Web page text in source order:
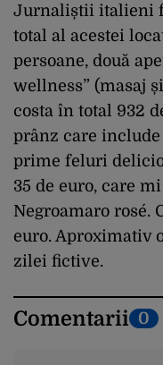
Jurnaliștii italieni
total al acestei
persoane, două
wellness” (masaj
costa în total 932
prânz care
prime feluri
35 de euro, care
Negroamaro rosé.
euro. Aproximativ
zilei fictive.
Comentarii 0